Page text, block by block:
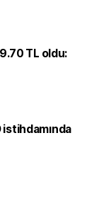
TL oldu:
istihdamında